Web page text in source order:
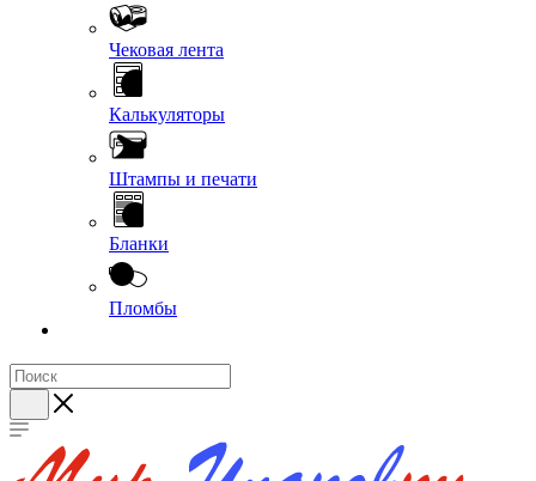
Чековая лента
Калькуляторы
Штампы и печати
Бланки
Пломбы